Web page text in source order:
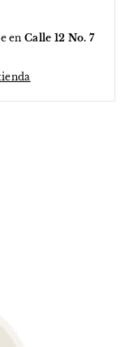
enCalle 12 No. 7